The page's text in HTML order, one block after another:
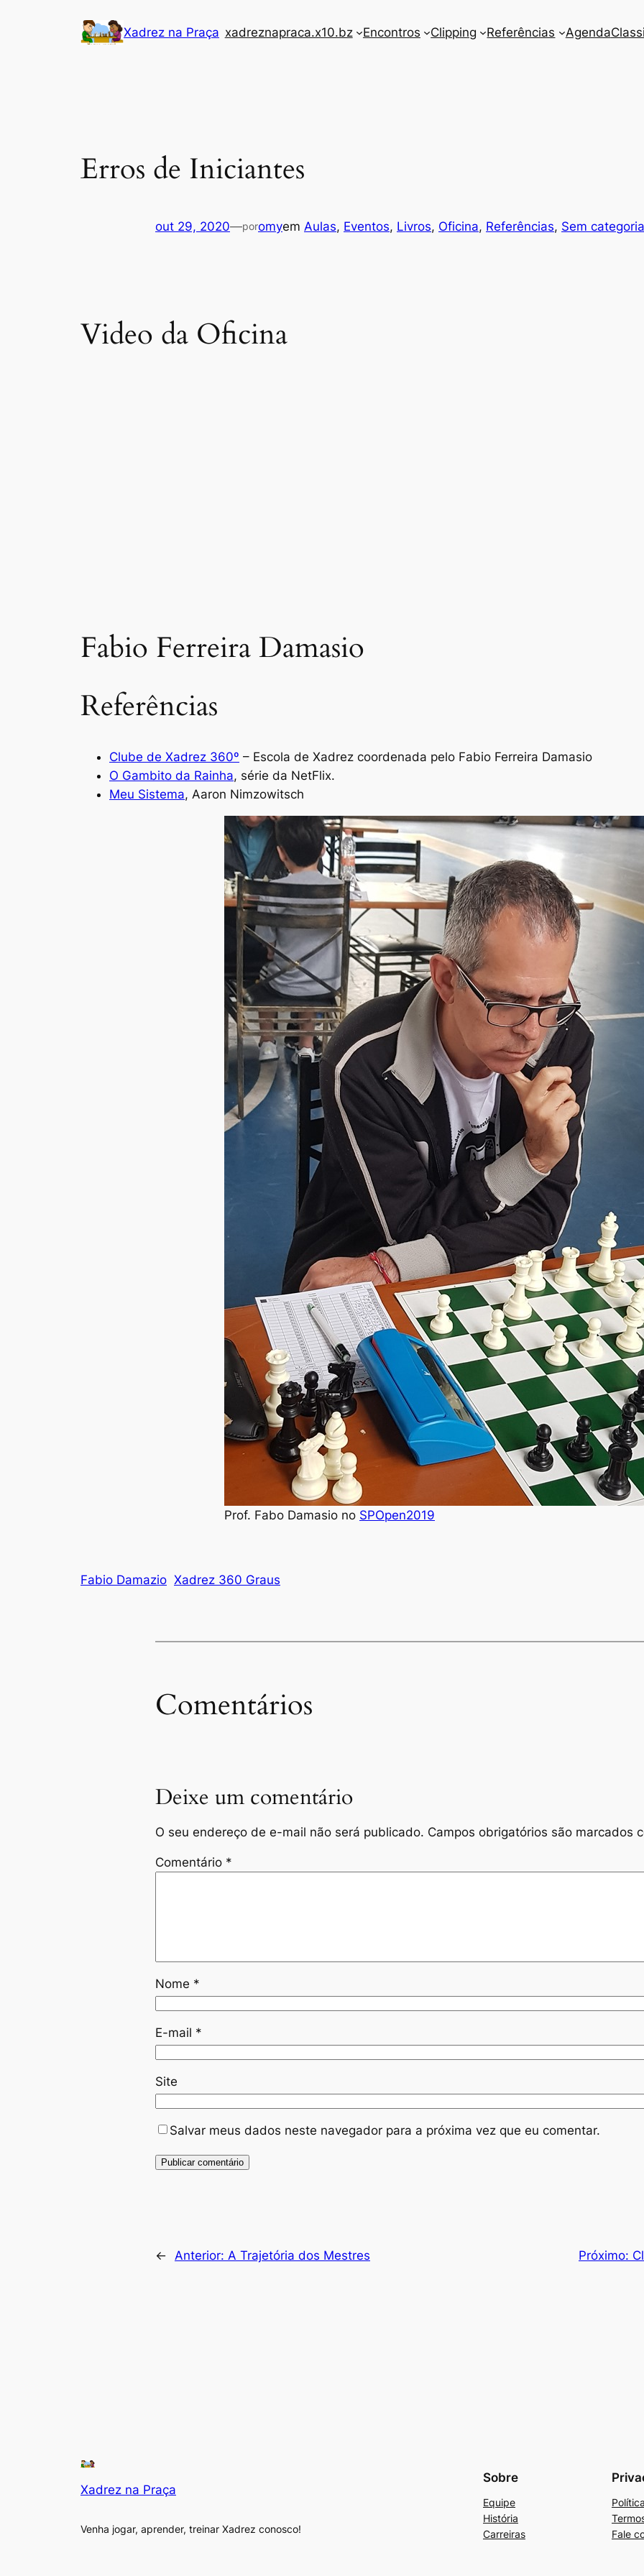
Xadrez na Praça xadreznapraca.x10.bz Encontros Clipping Referências Agenda
Erros de Iniciantes
out 29, 2020—poromyem Aulas, Eventos, Livros, Oficina, Referências, Sem categoria
Video da Oficina
Fabio Ferreira Damasio
Referências
Clube de Xadrez 360º – Escola de Xadrez coordenada pelo Fabio Ferreira Damasio
O Gambito da Rainha, série da NetFlix.
Meu Sistema, Aaron Nimzowitsch
Prof. Fabo Damasio no SPOpen2019
Fabio Damazio Xadrez 360 Graus
Comentários
Deixe um comentário
O seu endereço de e-mail não será publicado. Campos obrigatórios são marcados
Comentário *
Nome *
E-mail *
Site
Salvar meus dados neste navegador para a próxima vez que eu comentar.
← Anterior: A Trajetória dos Mestres Próximo:
Xadrez na Praça
Venha jogar, aprender, treinar Xadrez conosco!
Sobre
Equipe
História
Carreiras
Fale